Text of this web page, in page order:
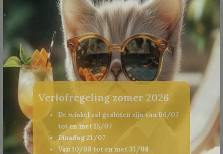
Verlofregeling zomer 2026
De winkel zal gesloten zijn van 06/07
tot en met 15/07
Dinsdag 21/07
Van 10/08 tot en met 31/08
Brabantia Kurkentrekker
Classic
Paasmand of -box vol
lekkers van de Paashaas
Meest verkocht